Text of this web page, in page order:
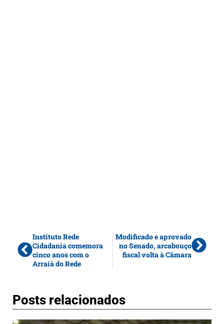
Instituto Rede
Cidadania comemora
cinco anos com o
Arraiá do Rede
Modificado e aprovado
no Senado, arcabouço
fiscal volta à Câmara
Posts relacionados